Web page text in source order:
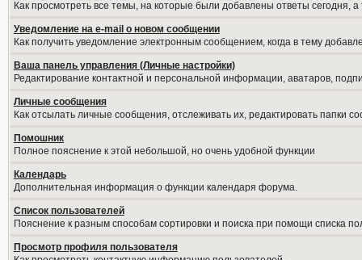
Как просмотреть все темы, на которые были добавлены ответы сегодня,
Уведомление на е-mail о новом сообщении
Как получить уведомление электронным сообщением, когда в тему
Ваша панель управления (Личные настройки)
Редактирование контактной и персональной информации, аватаров,
Личные сообщения
Как отсылать личные сообщения, отслеживать их, редактировать папки
Помошник
Полное пояснение к этой небольшой, но очень удобной функции
Календарь
Дополнительная информация о функции календаря форума.
Список пользователей
Пояснение к разным способам сортировки и поиска при помощи списка
Просмотр профиля пользователя